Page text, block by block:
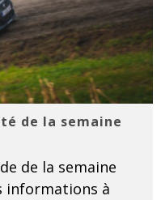
de la semaine
de la semaine
informations à